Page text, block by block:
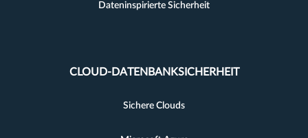
Dateninspirierte Sicherheit
CLOUD-DATENBANKSICHERHEIT
Sichere Clouds